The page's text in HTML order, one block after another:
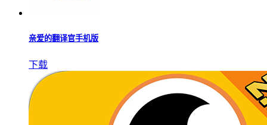
亲爱的翻译官手机版
下载